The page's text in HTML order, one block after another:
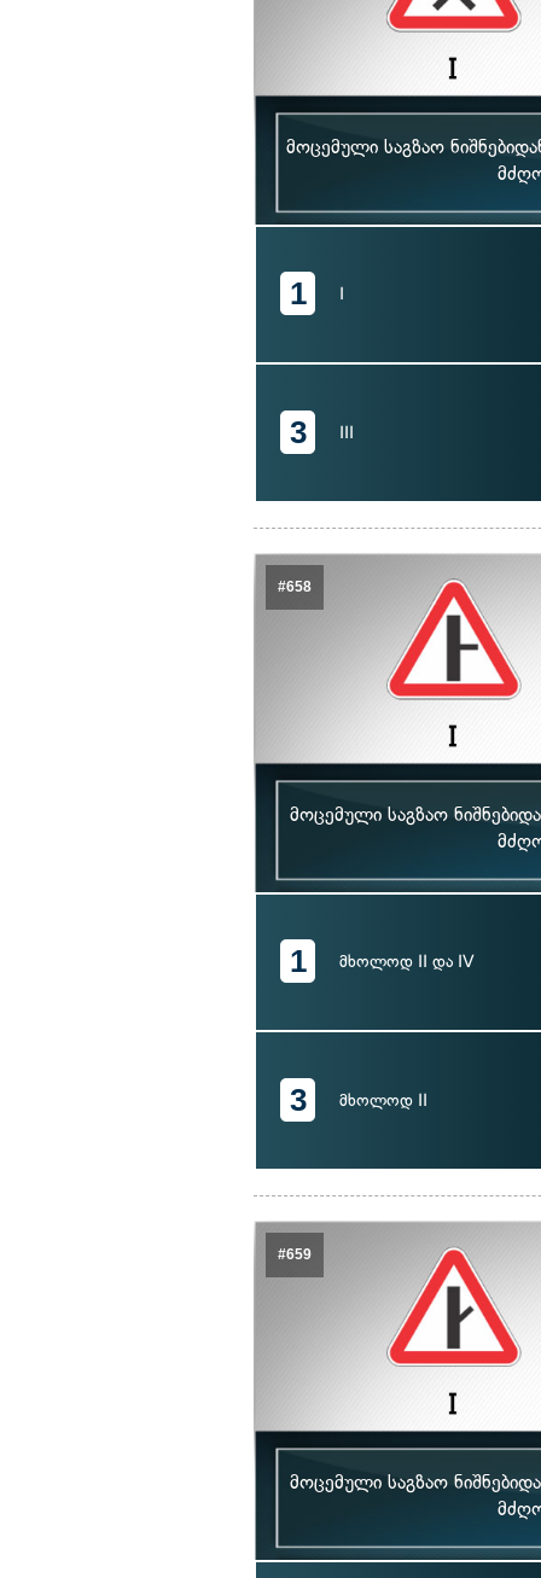
მოცემული საგზაო
1 I
3 III
#658
მოცემული საგზაო
1 მხოლოდ II და IV
3 მხოლოდ II
#659
მოცემული საგზაო